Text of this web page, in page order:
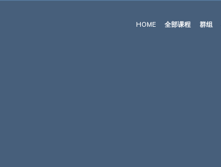
HOME 全部课程 群组